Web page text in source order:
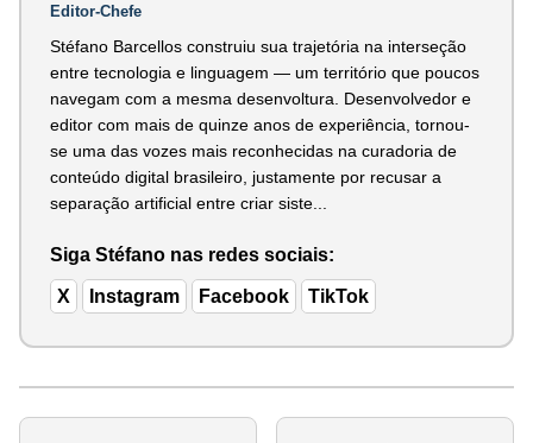
Editor-Chefe
Stéfano Barcellos construiu sua trajetória na interseção
entre tecnologia e linguagem — um território que poucos
navegam com a mesma desenvoltura. Desenvolvedor e
editor com mais de quinze anos de experiência, tornou-
se uma das vozes mais reconhecidas na curadoria de
conteúdo digital brasileiro, justamente por recusar a
separação artificial entre criar siste...
Siga Stéfano nas redes sociais:
X Instagram Facebook TikTok